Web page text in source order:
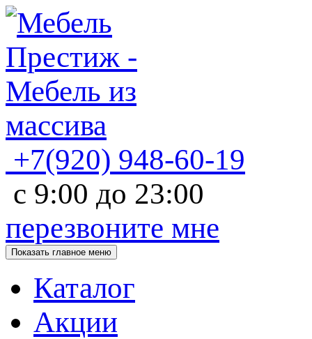
+7(920) 948-60-19
с 9:00 до 23:00
перезвоните мне
Показать главное меню
Каталог
Акции